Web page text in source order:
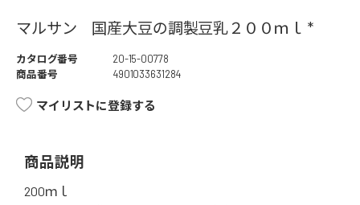
マルサン 国産大豆の調製豆乳２００ｍｌ *
カタログ番号
20-15-00778
商品番号
4901033631284
マイリストに登録する
商品説明
200ｍｌ